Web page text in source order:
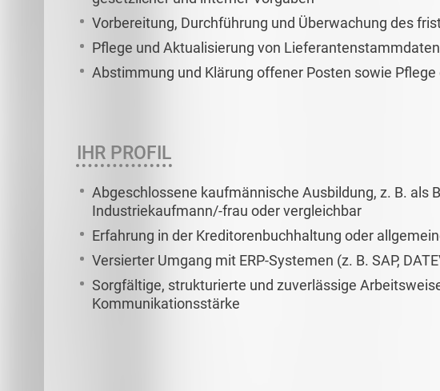
Vorbereitung, Durchführung und Überwachung des
Pflege und Aktualisierung von
Abstimmung und Klärung offener Posten sowie
IHR PROFIL
Abgeschlossene kaufmännische Ausbildung, z. B. als
Industriekaufmann/-frau oder vergleichbar
Erfahrung in der Kreditorenbuchhaltung oder
Versierter Umgang mit ERP-Systemen (z. B. SAP,
Sorgfältige, strukturierte und zuverlässige
Kommunikationsstärke